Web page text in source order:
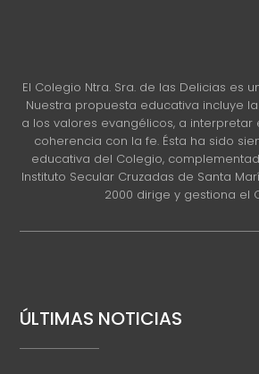
El Colegio Ntra. Sra. de las Delicias es
Nuestra propuesta educativa incluye
a los valores evangélicos, a interpretar
coherencia con la fe. Ésta ha sido
educativa del Colegio,
Instituto Secular Cruzadas de Santa
2000 dirige y gestiona el
ÚLTIMAS NOTICIAS